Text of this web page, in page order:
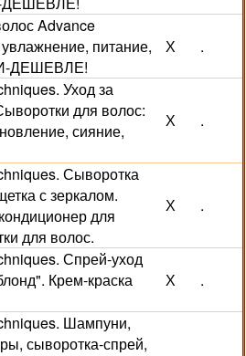
Advance
питание,
ДЕШЕВЛЕ!
Х .
Уход за
для волос:
сияние,
Х .
Сыворотка
с зеркалом.
для
для волос.
Х .
Спрей-уход
Крем-краска
Х .
Шампуни,
сыворотка-спрей,